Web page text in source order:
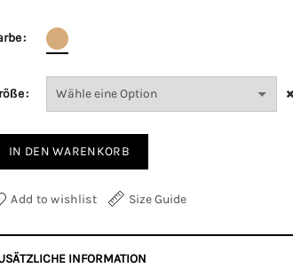
IN DEN WARENKORB
Add to wishlist Size Guide
INFORMATION